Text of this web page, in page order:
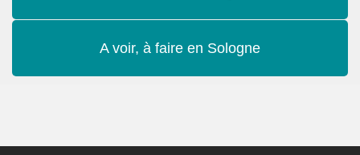
A voir, à faire en Sologne